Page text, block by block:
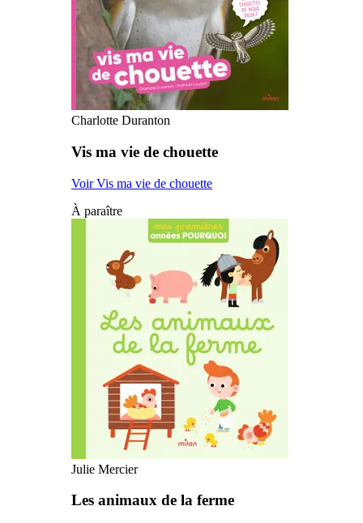
Charlotte Duranton
Vis ma vie de chouette
Voir Vis ma vie de chouette
À paraître
Julie Mercier
Les animaux de la ferme